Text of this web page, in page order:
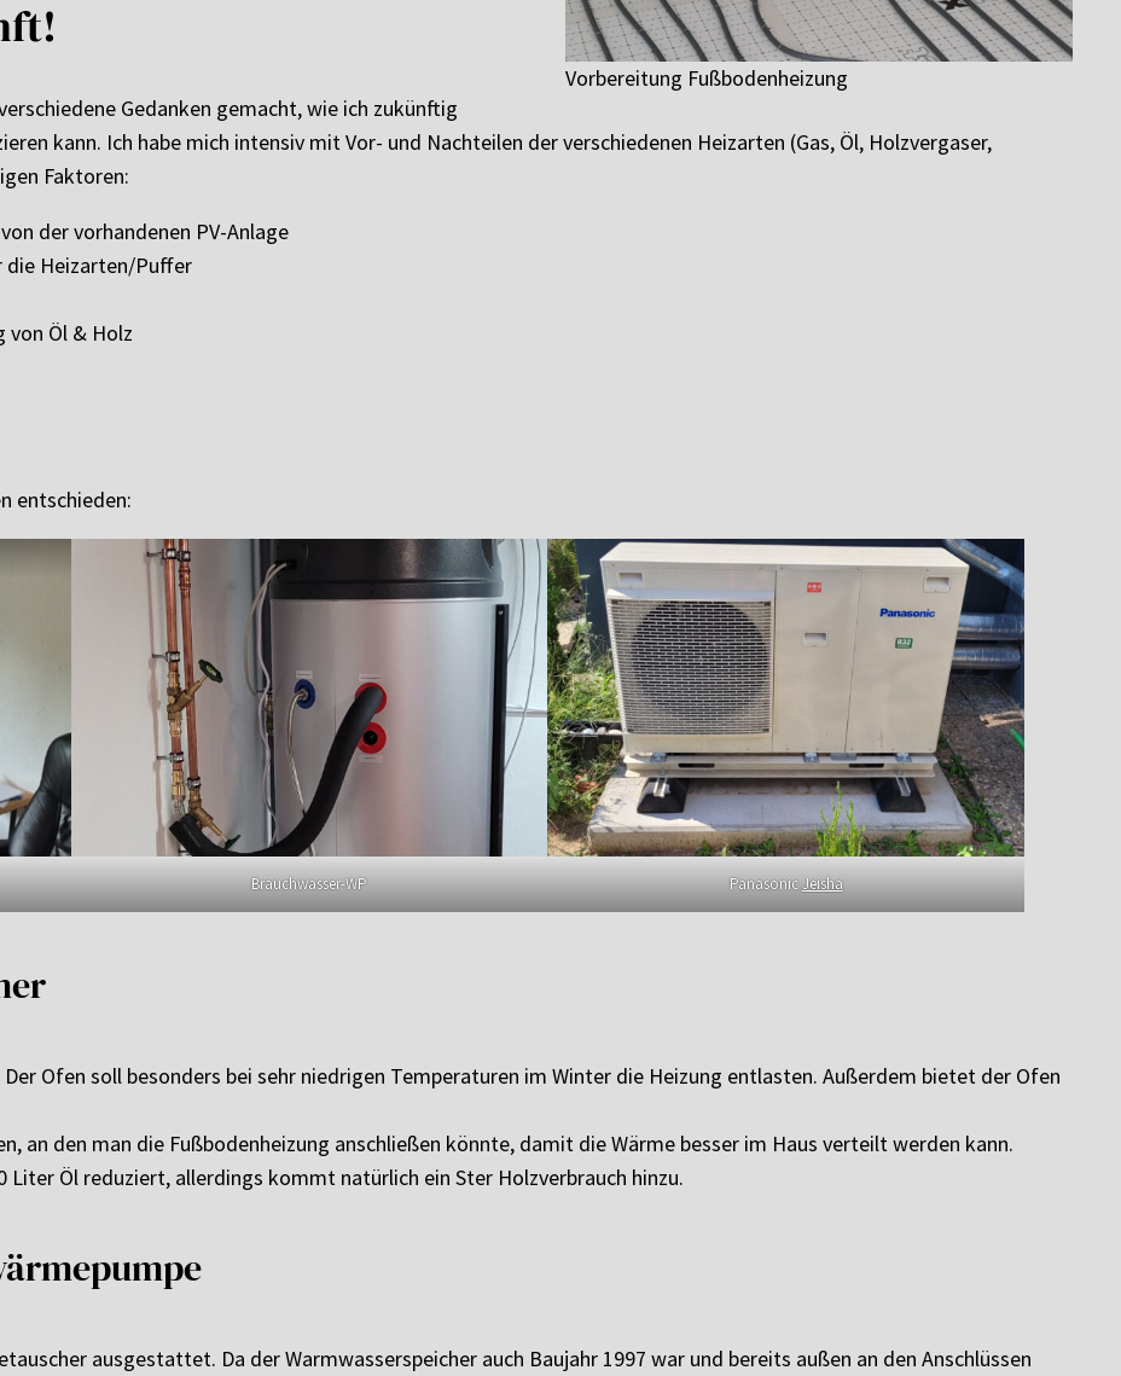
Vorbereitung Fußbodenheizung
Gedanken gemacht, wie ich zukünftig
kann. Ich habe mich intensiv mit Vor- und Nachteilen der verschiedenen Heizarten (Gas, Öl, Holzvergaser,
Faktoren:
der vorhandenen PV-Anlage
die Heizarten/Puffer
von Öl & Holz
entschieden:
Brauchwasser-WP PanasonicJeisha
Ofen soll besonders bei sehr niedrigen Temperaturen im Winter die Heizung entlasten. Außerdem bietet der Ofen
an den man die Fußbodenheizung anschließen könnte, damit die Wärme besser im Haus verteilt werden kann.
Liter Öl reduziert, allerdings kommt natürlich ein Ster Holzverbrauch hinzu.
ausgestattet. Da der Warmwasserspeicher auch Baujahr 1997 war und bereits außen an den Anschlüssen